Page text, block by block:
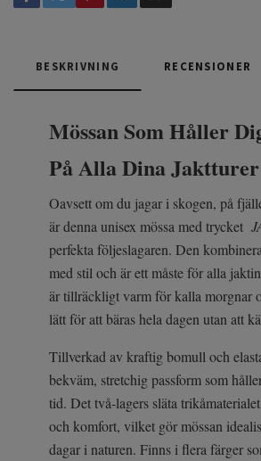
BESKRIVNING RECENSIONER
Mössan Som Håller
På Alla Dina Jaktturer
Oavsett om du jagar i skogen, på
är denna unisex mössa med trycket
perfekta följeslagaren. Den
med stil och är ett måste för alla
är tillräckligt varm för kalla morgnar
lätt för att bäras hela dagen utan att
Tillverkad av kraftig bomull och
bekväm, stretchig passform som
tid. Det två-lagers släta
och komfort, vilket gör mössan
dagar i naturen. Finns i flera färger